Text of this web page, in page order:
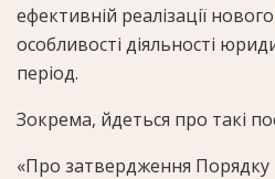
ефективній реалізації
особливості діяльності
період.
Зокрема, йдеться про такі
«Про затвердження